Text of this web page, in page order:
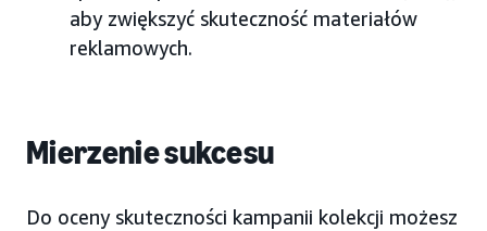
aby zwiększyć skuteczność materiałów
reklamowych.
Mierzenie sukcesu
Do oceny skuteczności kampanii kolekcji możesz